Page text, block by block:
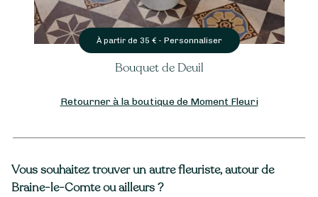
À partir de 35 € - Personnaliser
Bouquet de Deuil
Retourner à la boutique de Moment Fleuri
Vous souhaitez trouver un autre fleuriste, autour de
Braine-le-Comte ou ailleurs ?